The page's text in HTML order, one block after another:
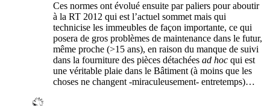
Ces normes ont évolué ensuite par paliers pour aboutir
à la RT 2012 qui est l’actuel sommet mais qui
technicise les immeubles de façon importante, ce qui
posera de gros problèmes de maintenance dans le futur,
même proche (>15 ans), en raison du manque de suivi
dans la fourniture des pièces détachées ad hoc qui est
une véritable plaie dans le Bâtiment (à moins que les
choses ne changent -miraculeusement- entretemps)…